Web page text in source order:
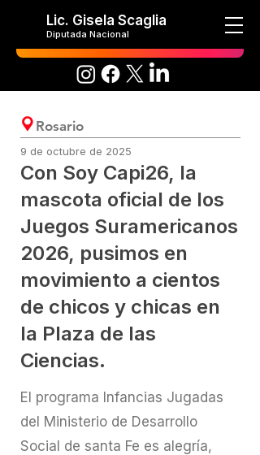
Lic. Gisela Scaglia
Diputada Nacional
Rosario
9 de octubre de 2025
Con Soy Capi26, la
mascota oficial de los
Juegos Suramericanos
2026, pusimos en
movimiento a cientos
de chicos y chicas en
la Plaza de las
Ciencias.
El programa Infancias Jugadas
del Ministerio de Desarrollo
Social de santa Fe es alegría,